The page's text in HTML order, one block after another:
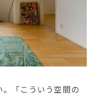
「こういう空間の